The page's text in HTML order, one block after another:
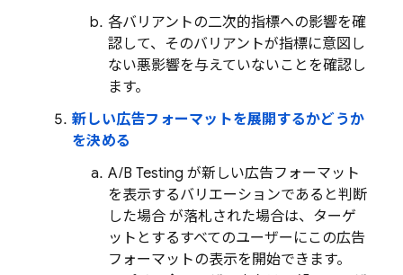
各バリアントの二次的指標への影響を確
認して、そのバリアントが指標に意図し
ない悪影響を与えていないことを確認し
ます。
新しい広告フォーマットを展開するかどうか
を決める
A/B Testing が新しい広告フォーマット
を表示するバリエーションであると判断
した場合 が落札された場合は、ターゲ
ットとするすべてのユーザーにこの広告
フォーマットの表示を開始できます。